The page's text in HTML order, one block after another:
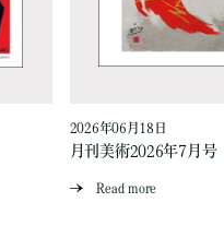
2026年06月18日
月刊美術2026年7月号
Read more